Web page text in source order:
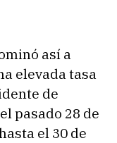
así a
elevada tasa
de
pasado 28 de
el 30 de